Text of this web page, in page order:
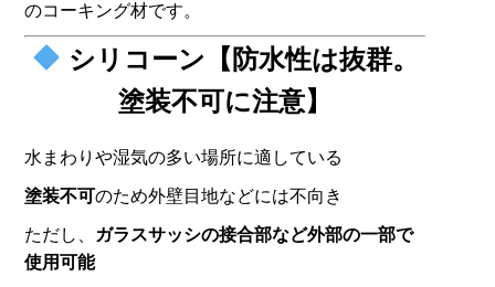
のコーキング材です。
シリコーン【防水性は抜群。
塗装不可に注意】
水まわりや湿気の多い場所に適している
塗装不可のため外壁目地などには不向き
ただし、 ガラスサッシの接合部など外部の一部で
使用可能